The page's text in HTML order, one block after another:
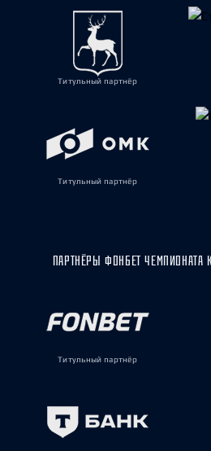
Титульный партнёр
Титульный партнёр
ПАРТНЁРЫ ФОНБЕТ ЧЕМПИОНАТА
Титульный партнёр